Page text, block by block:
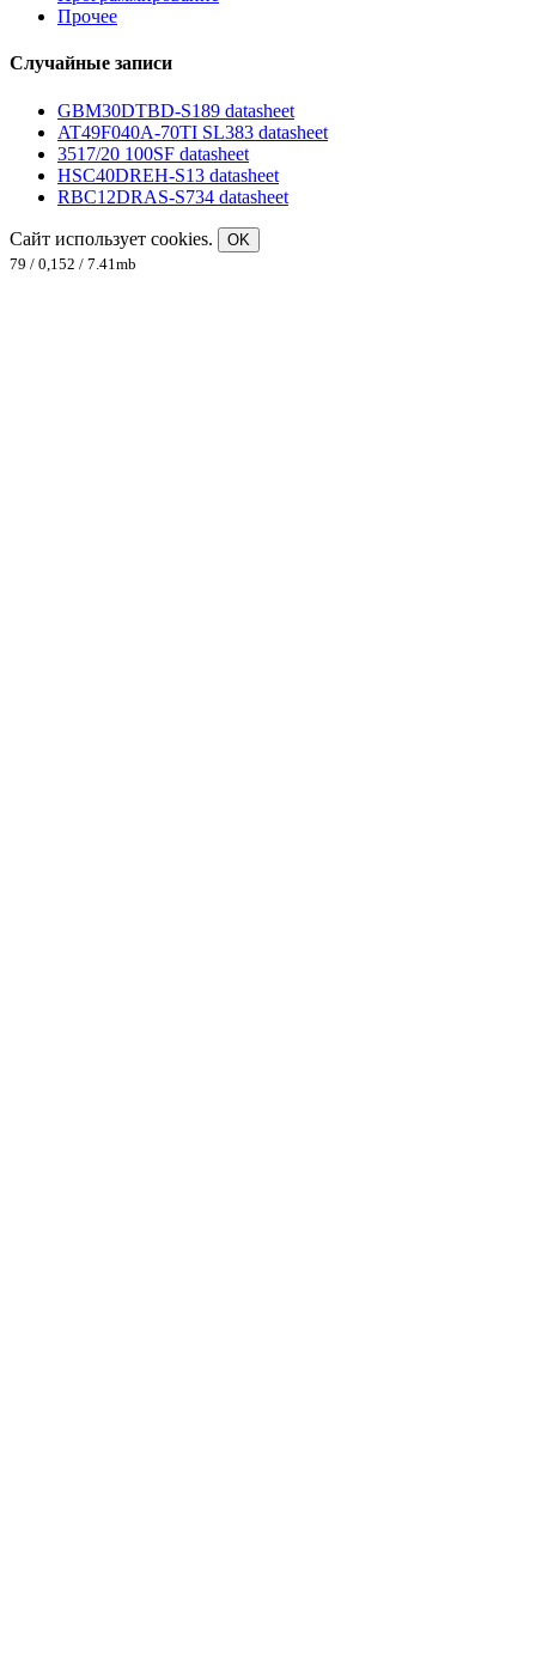
Прочее
Случайные записи
GBM30DTBD-S189 datasheet
AT49F040A-70TI SL383 datasheet
3517/20 100SF datasheet
HSC40DREH-S13 datasheet
RBC12DRAS-S734 datasheet
Сайт использует cookies.
OK
79 / 0,152 / 7.41mb